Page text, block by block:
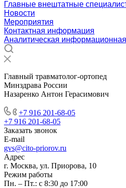
Главные внештатные
Новости
Мероприятия
Контактная информация
Аналитическая
Главный травматолог-ортопед
Минздрава России
Назаренко Антон Герасимович
+7 916 201-68-05
+7 916 201-68-05
Заказать звонок
E-mail
gvs@cito-priorov.ru
Адрес
г. Москва, ул. Приорова, 10
Режим работы
Пн. – Пт.: с 8:30 до 17:00